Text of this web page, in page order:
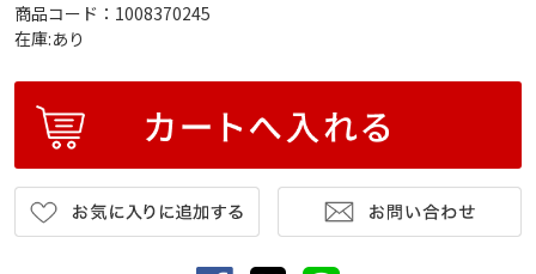
商品コード：1008370245
在庫:あり